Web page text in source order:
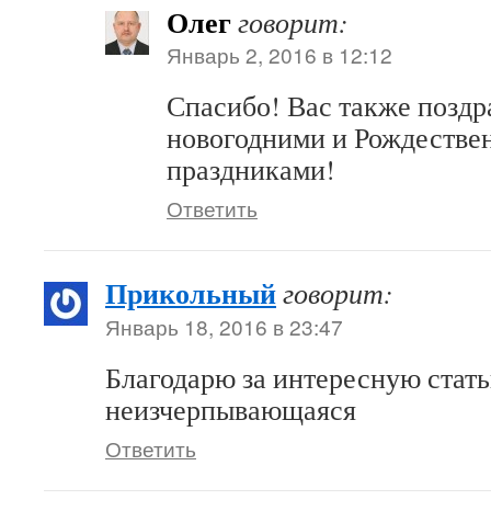
Олегговорит:
Январь 2, 2016 в 12:12
Спасибо! Вас также
новогодними и
праздниками!
Ответить
Прикольныйговорит:
Январь 18, 2016 в 23:47
Благодарю за интересную
неизчерпывающаяся
Ответить